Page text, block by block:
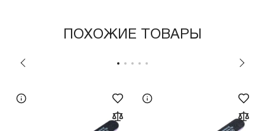
ПОХОЖИЕ ТОВАРЫ